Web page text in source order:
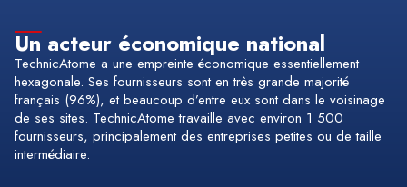
Un acteur économique national
TechnicAtome a une empreinte économique essentiellement
hexagonale. Ses fournisseurs sont en très grande majorité
français (96%), et beaucoup d’entre eux sont dans le voisinage
de ses sites. TechnicAtome travaille avec environ 1 500
fournisseurs, principalement des entreprises petites ou de taille
intermédiaire.